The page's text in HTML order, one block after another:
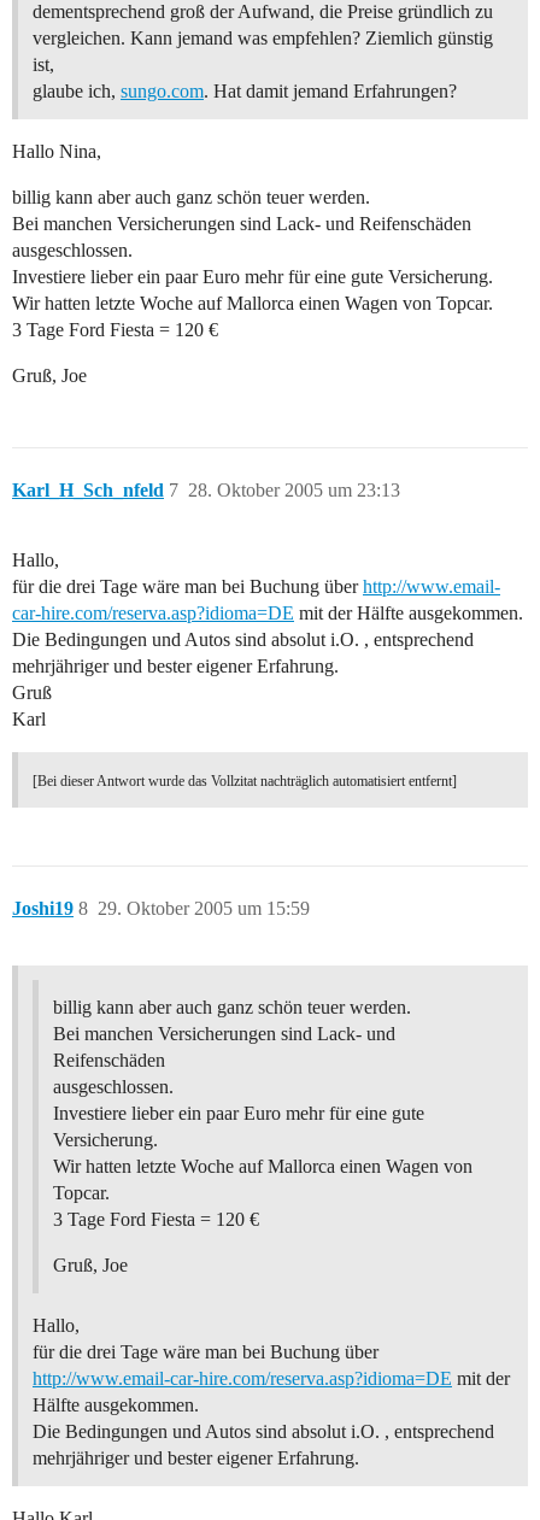
dementsprechend groß der Aufwand, die Preise gründlich zu
vergleichen. Kann jemand was empfehlen? Ziemlich günstig
ist,
glaube ich, sungo.com. Hat damit jemand Erfahrungen?
Hallo Nina,
billig kann aber auch ganz schön teuer werden.
Bei manchen Versicherungen sind Lack- und Reifenschäden
ausgeschlossen.
Investiere lieber ein paar Euro mehr für eine gute Versicherung.
Wir hatten letzte Woche auf Mallorca einen Wagen von Topcar.
3 Tage Ford Fiesta = 120 €
Gruß, Joe
Karl_H_Sch_nfeld 28. Oktober 2005 um 23:13
7
Hallo,
für die drei Tage wäre man bei Buchung überhttp://www.email-
car-hire.com/reserva.asp?idioma=DE mit der Hälfte ausgekommen.
Die Bedingungen und Autos sind absolut i.O. , entsprechend
mehrjähriger und bester eigener Erfahrung.
Gruß
Karl
[Bei dieser Antwort wurde das Vollzitat nachträglich automatisiert entfernt]
Joshi19 29. Oktober 2005 um 15:59
8
billig kann aber auch ganz schön teuer werden.
Bei manchen Versicherungen sind Lack- und
Reifenschäden
ausgeschlossen.
Investiere lieber ein paar Euro mehr für eine gute
Versicherung.
Wir hatten letzte Woche auf Mallorca einen Wagen von
Topcar.
3 Tage Ford Fiesta = 120 €
Gruß, Joe
Hallo,
für die drei Tage wäre man bei Buchung über
http://www.email-car-hire.com/reserva.asp?idioma=DE mit der
Hälfte ausgekommen.
Die Bedingungen und Autos sind absolut i.O. , entsprechend
mehrjähriger und bester eigener Erfahrung.